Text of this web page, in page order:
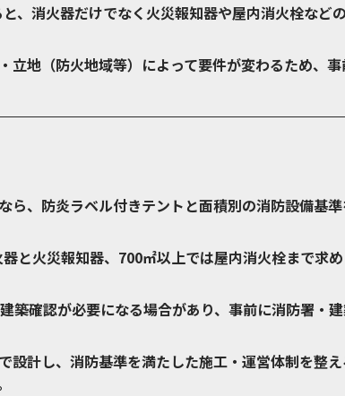
、消火器だけでなく火災報知器や屋内消火栓など
立地（防火地域等）によって要件が変わるため、
ら、防炎ラベル付きテントと面積別の消防設備基
と火災報知器、700㎡以上では屋内消火栓まで求
築確認が必要になる場合があり、事前に消防署・
計し、消防基準を満たした施工・運営体制を整え